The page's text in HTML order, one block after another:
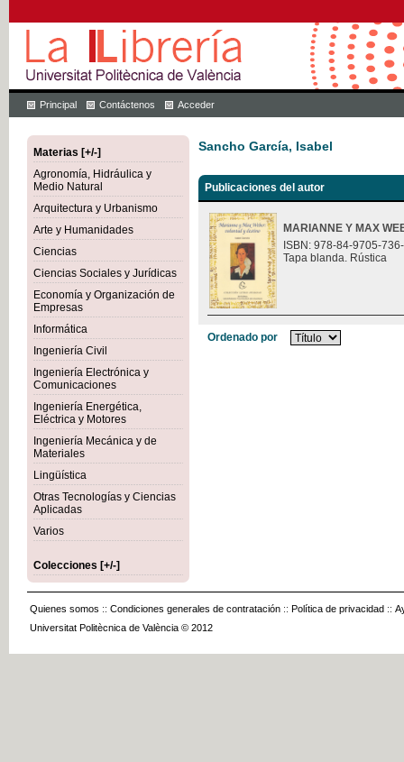
Principal Contáctenos Acceder
Materias [+/-]
Agronomía, Hidráulica y
Medio Natural
Arquitectura y Urbanismo
Arte y Humanidades
Ciencias
Ciencias Sociales y Jurídicas
Economía y Organización de
Empresas
Informática
Ingeniería Civil
Ingeniería Electrónica y
Comunicaciones
Ingeniería Energética,
Eléctrica y Motores
Ingeniería Mecánica y de
Materiales
Lingüística
Otras Tecnologías y Ciencias
Aplicadas
Varios
Colecciones [+/-]
Sancho García, Isabel
Publicaciones del autor
MARIANNE Y MAX
ISBN: 978-84-9705-
Tapa blanda. Rústica
Ordenado por
Quienes somos :: Condiciones generales de contratación :: Política de privacidad ::
Universitat Politècnica de València © 2012